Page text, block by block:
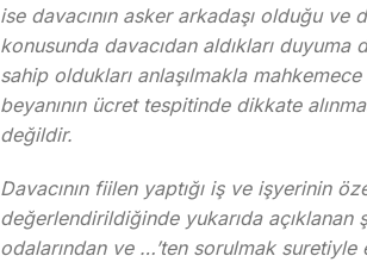
ise davacının asker arkadaşı olduğu ve
konusunda davacıdan aldıkları duyuma
sahip oldukları anlaşılmakla mahkemece
beyanının ücret tespitinde dikkate
değildir.
Davacının fiilen yaptığı iş ve işyerinin
değerlendirildiğinde yukarıda açıklanan
odalarından ve …’ten sorulmak suretiyle